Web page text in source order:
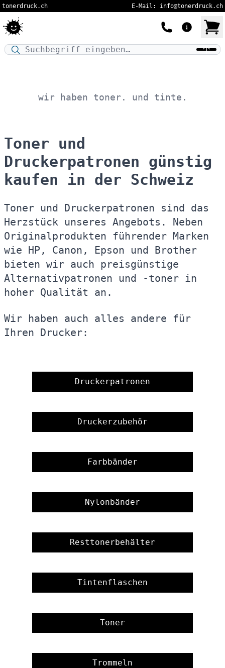
tonerdruck.ch E-Mail: info@tonerdruck.ch
Druckermodell oder Produktnamen eingeben…
wir haben toner. und tinte.
Toner und
Druckerpatronen günstig
kaufen in der Schweiz
Toner und Druckerpatronen sind das
Herzstück unseres Angebots. Neben
Originalprodukten führender Marken
wie HP, Canon, Epson und Brother
bieten wir auch preisgünstige
Alternativpatronen und -toner in
hoher Qualität an.
Wir haben auch alles andere für
Ihren Drucker:
Druckerpatronen
Druckerzubehör
Farbbänder
Nylonbänder
Resttonerbehälter
Tintenflaschen
Toner
Trommeln